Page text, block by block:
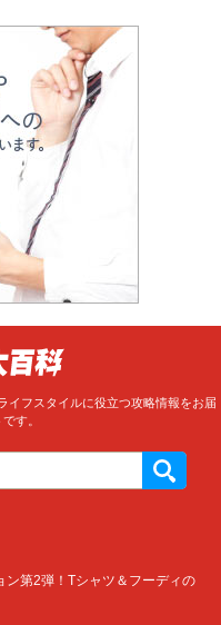
イフスタイルに役立つ攻略情報をお届
す。
ン第2弾！Tシャツ＆フーディの